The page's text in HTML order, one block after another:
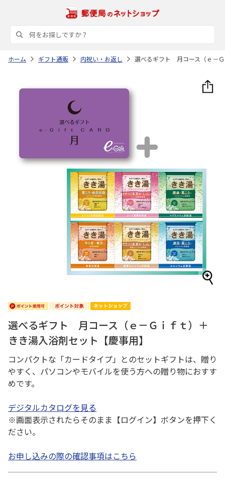
ホーム ギフト通販 内祝い・お返し 選べるギフト 月コース（ｅ－
選べるギフト 月コース（ｅ－Ｇｉｆｔ）＋
きき湯入浴剤セット【慶事用】
コンパクトな「カードタイプ」とのセットギフトは、贈り
やすく、パソコンやモバイルを使う方への贈り物におすす
めです。
デジタルカタログを見る
※画面表示されたらそのまま【ログイン】ボタンを押下く
ださい。
お申し込みの際の確認事項はこちら